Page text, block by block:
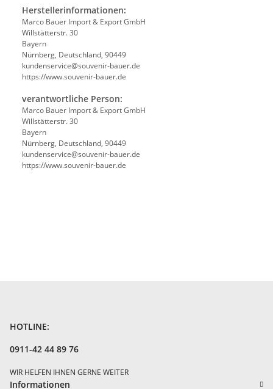
Herstellerinformationen:
Marco Bauer Import & Export GmbH
Willstätterstr. 30
Bayern
Nürnberg, Deutschland, 90449
kundenservice@souvenir-bauer.de
https://www.souvenir-bauer.de
verantwortliche Person:
Marco Bauer Import & Export GmbH
Willstätterstr. 30
Bayern
Nürnberg, Deutschland, 90449
kundenservice@souvenir-bauer.de
https://www.souvenir-bauer.de
HOTLINE:
0911-42 44 89 76
WIR HELFEN IHNEN GERNE WEITER
Informationen